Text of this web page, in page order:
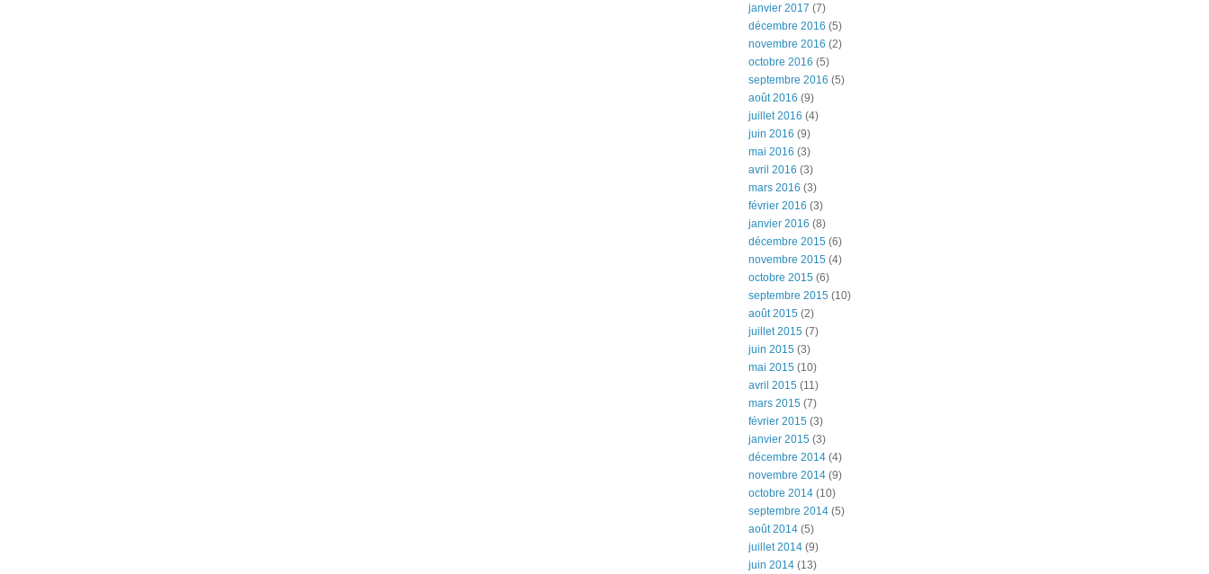
janvier 2017 (7)
décembre 2016 (5)
novembre 2016 (2)
octobre 2016 (5)
septembre 2016 (5)
août 2016 (9)
juillet 2016 (4)
juin 2016 (9)
mai 2016 (3)
avril 2016 (3)
mars 2016 (3)
février 2016 (3)
janvier 2016 (8)
décembre 2015 (6)
novembre 2015 (4)
octobre 2015 (6)
septembre 2015 (10)
août 2015 (2)
juillet 2015 (7)
juin 2015 (3)
mai 2015 (10)
avril 2015 (11)
mars 2015 (7)
février 2015 (3)
janvier 2015 (3)
décembre 2014 (4)
novembre 2014 (9)
octobre 2014 (10)
septembre 2014 (5)
août 2014 (5)
juillet 2014 (9)
juin 2014 (13)